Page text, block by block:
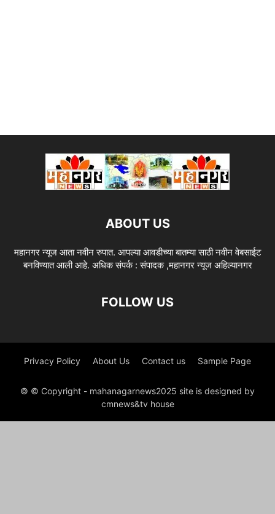
ABOUT US
महानगर न्यूज आता नवीन रुपात. आपल्या आवडीच्या बातम्या साठी नवीन वेबसाईट
बनविण्यात आली आहे. अधिक संपर्क : संपादक ,महानगर न्यूज अहिल्यानगर
FOLLOW US
Privacy Policy About Us Contact us Sample Page
© © Copyright - mahanagarnews2025 site is designed by
cmnews&tv house